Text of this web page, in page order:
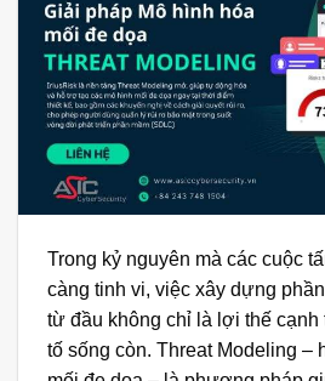
Trong kỷ nguyên mà các cuộc
càng tinh vi, việc xây dựng
từ đầu không chỉ là lợi thế cạnh
tố sống còn. Threat Modeling –